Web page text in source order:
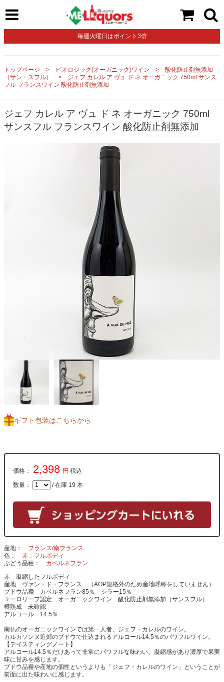
毎週火曜日はポイント3倍
トップページ ビオロジック(オーガニック)ワイン
酸化防止剤無添加
（サン・スフル）
ジェフ カレル ア ヴュ ド ネ オーガニック 750ml サンス
フル フランスワイン 酸化防止剤無添加
ジェフ カレル ア ヴュ ド ネ オーガニック 750ml
サンスフル フランスワイン 酸化防止剤無添加
ギフト包装はこちらから
価格： 2,398 円 税込
数量： / 在庫 19 本
産地
フランス/南フランス
色
赤：フルボディ
ぶどう品種
カベルネフラン
赤 凝縮したフルボディ
産地 ヴァン・ド・フランス （AOP規格外のため産地呼称をしていません）
ブドウ品種 カベルネフラン85％ シラー15％
ユーロリーフ認定 オーガニックワイン 酸化防止剤無添加（サンスフル）
樽熟成 未確認
アルコール 14.5％
南仏のオーガニックワインでは第一人者、ジェフ・カレルのワイン。
カルカソンヌ近郊のブドウで仕込まれるアルコール14.5％のパワフルワイン。
【テイスティングノート】
アルコール14.5％だけあって非常にパワフルな味わい。凝縮感があり濃厚で果実
味に甘みを感じます。
ブドウ品種や産地の個性というよりも「ジェフ・カレルのワイン」ということが
前面に出た味わいに感じます。